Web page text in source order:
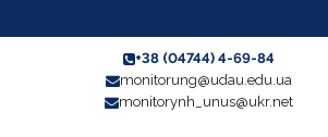
+38 (04744) 4-69-84
monitorung@udau.edu.ua
monitorynh_unus@ukr.net